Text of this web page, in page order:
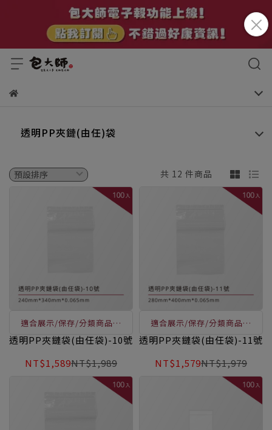
透明PP夾鏈(由任)袋
共 12 件商品
適合展示/保存/分類商品使
用，透明易辨識、表面可書
口，讓您輕鬆做收納
透明PP夾鏈袋(由任袋)-10號
NT$1,589NT$1,989
適合展示/保存/分類商品使
用，透明易辨識、表面可書
口，讓您輕鬆做收納
透明PP夾鏈袋(由任袋)-11號
NT$1,579NT$1,979